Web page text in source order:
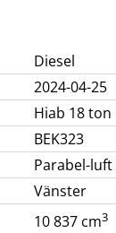
Diesel
2024-04-25
Hiab 18 ton
BEK323
Parabel-luft
Vänster
10 837 cm3